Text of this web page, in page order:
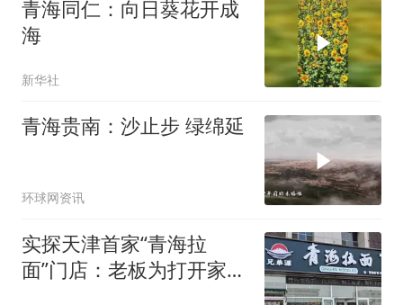
青海同仁：向日葵花开成
海
新华社
青海贵南：沙止步 绿绵延
环球网资讯
实探天津首家“青海拉
面”门店：老板为打开家乡